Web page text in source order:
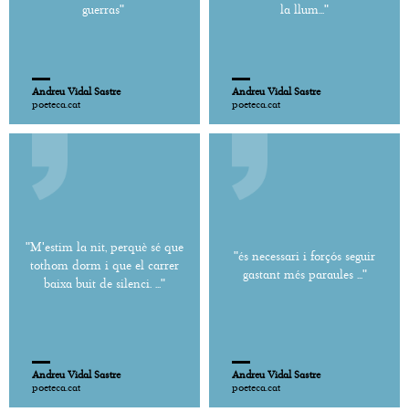
guerras"
Andreu Vidal Sastre
poeteca.cat
la llum..."
Andreu Vidal Sastre
poeteca.cat
"M'estim la nit, perquè sé que
tothom dorm i que el carrer
baixa buit de silenci. ..."
Andreu Vidal Sastre
poeteca.cat
"és necessari i forçós seguir
gastant més paraules ..."
Andreu Vidal Sastre
poeteca.cat